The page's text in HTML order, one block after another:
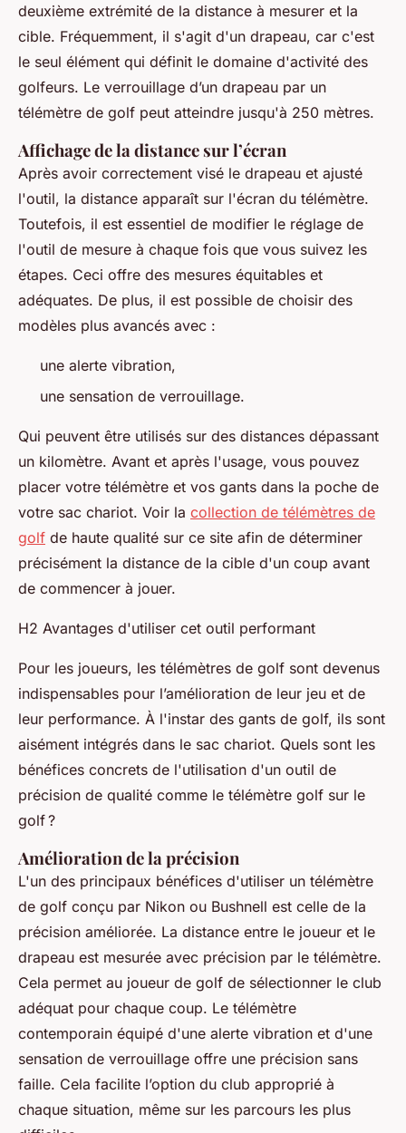
deuxième extrémité de la distance à mesurer et la
cible. Fréquemment, il s'agit d'un drapeau, car c'est
le seul élément qui définit le domaine d'activité des
golfeurs. Le verrouillage d’un drapeau par un
télémètre de golf peut atteindre jusqu'à 250 mètres.
Affichage de la distance sur l’écran
Après avoir correctement visé le drapeau et ajusté
l'outil, la distance apparaît sur l'écran du télémètre.
Toutefois, il est essentiel de modifier le réglage de
l'outil de mesure à chaque fois que vous suivez les
étapes. Ceci offre des mesures équitables et
adéquates. De plus, il est possible de choisir des
modèles plus avancés avec :
une alerte vibration,
une sensation de verrouillage.
Qui peuvent être utilisés sur des distances dépassant
un kilomètre. Avant et après l'usage, vous pouvez
placer votre télémètre et vos gants dans la poche de
votre sac chariot. Voir la collection de télémètres de
golf de haute qualité sur ce site afin de déterminer
précisément la distance de la cible d'un coup avant
de commencer à jouer.
H2 Avantages d'utiliser cet outil performant
Pour les joueurs, les télémètres de golf sont devenus
indispensables pour l’amélioration de leur jeu et de
leur performance. À l'instar des gants de golf, ils sont
aisément intégrés dans le sac chariot. Quels sont les
bénéfices concrets de l'utilisation d'un outil de
précision de qualité comme le télémètre golf sur le
golf ?
Amélioration de la précision
L'un des principaux bénéfices d'utiliser un télémètre
de golf conçu par Nikon ou Bushnell est celle de la
précision améliorée. La distance entre le joueur et le
drapeau est mesurée avec précision par le télémètre.
Cela permet au joueur de golf de sélectionner le club
adéquat pour chaque coup. Le télémètre
contemporain équipé d'une alerte vibration et d'une
sensation de verrouillage offre une précision sans
faille. Cela facilite l’option du club approprié à
chaque situation, même sur les parcours les plus